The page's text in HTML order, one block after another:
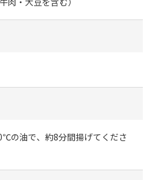
の油で、約8分間揚げてくださ